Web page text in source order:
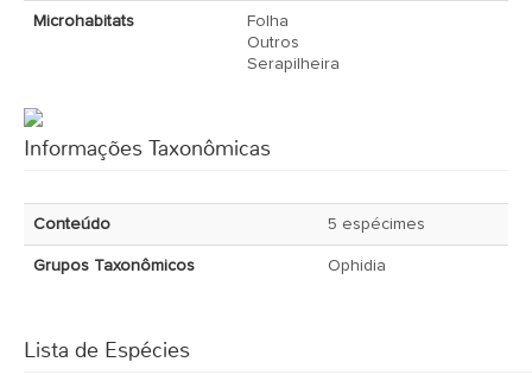
Microhabitats
Folha
Outros
Serapilheira
Informações Taxonômicas
Conteúdo 5 espécimes
Grupos Taxonômicos Ophidia
Lista de Espécies